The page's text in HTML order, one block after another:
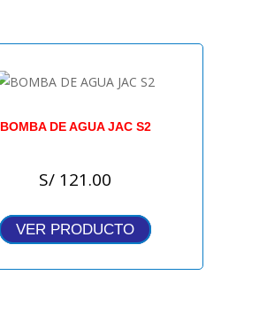
BOMBA DE AGUA JAC S2
S/ 121.00
VER PRODUCTO